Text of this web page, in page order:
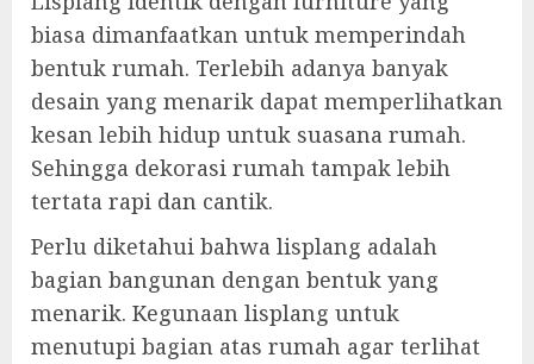
biasa dimanfaatkan untuk memperindah
bentuk rumah. Terlebih adanya banyak
desain yang menarik dapat memperlihatkan
kesan lebih hidup untuk suasana rumah.
Sehingga dekorasi rumah tampak lebih
tertata rapi dan cantik.
Perlu diketahui bahwa lisplang adalah
bagian bangunan dengan bentuk yang
menarik. Kegunaan lisplang untuk
menutupi bagian atas rumah agar terlihat